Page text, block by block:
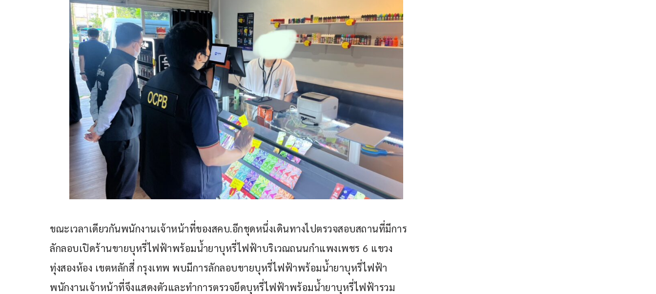
ขณะเวลาเดียวกันพนักงานเจ้าหน้าที่ของสคบ.อีกชุดหนึ่งเดินทางไปตรวจสอบสถานที่มีการ
ลักลอบเปิดร้านขายบุหรี่ไฟฟ้าพร้อมน้ำยาบุหรี่ไฟฟ้าบริเวณถนนกำแพงเพชร 6 แขวง
ทุ่งสองห้อง เขตหลักสี่ กรุงเทพ พบมีการลักลอบขายบุหรี่ไฟฟ้าพร้อมน้ำยาบุหรี่ไฟฟ้า
พนักงานเจ้าหน้าที่จึงแสดงตัวและทำการตรวจยึดบุหรี่ไฟฟ้าพร้อมน้ำยาบุหรี่ไฟฟ้ารวม